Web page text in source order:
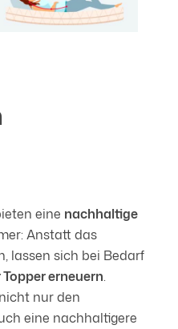
eine nachhaltige
Anstatt das
lassen sich bei Bedarf
erneuern.
nur den
eine nachhaltigere